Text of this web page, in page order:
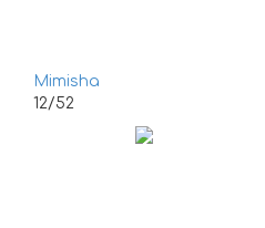
Mimisha
12/52